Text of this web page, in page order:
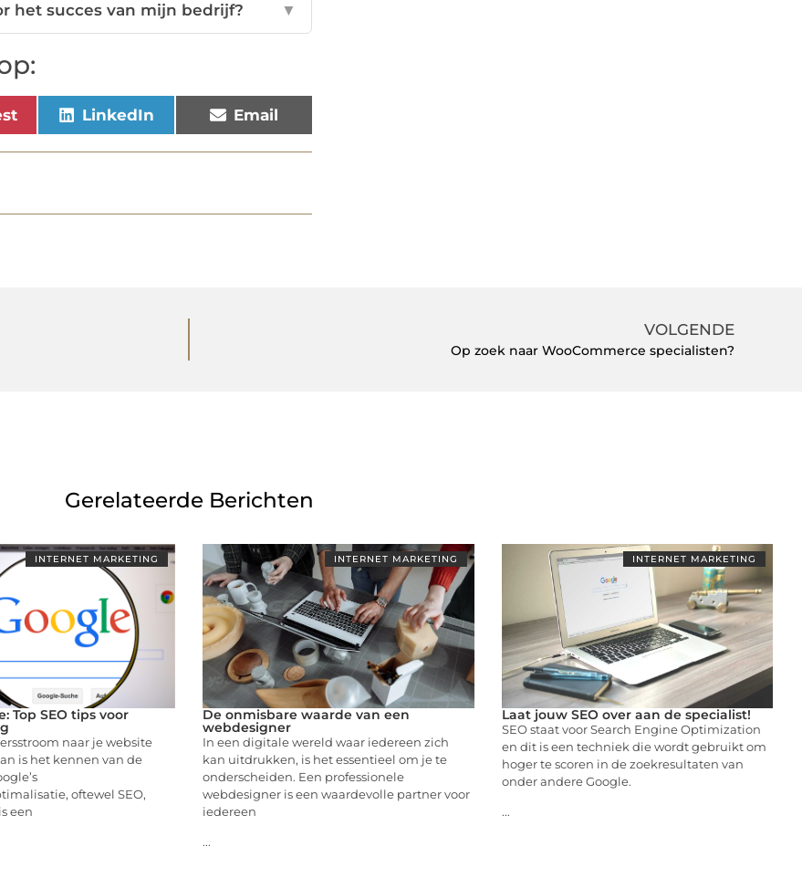
het succes van mijn bedrijf? ▼
LinkedIn Email
VOLGENDE
Op zoek naar WooCommerce specialisten?
Gerelateerde Berichten
INTERNET MARKETING
Top SEO tips voor
naar je website
is het kennen van de
oftewel SEO,
een
INTERNET MARKETING
De onmisbare waarde van een
webdesigner
In een digitale wereld waar iedereen zich
kan uitdrukken, is het essentieel om je te
onderscheiden. Een professionele
webdesigner is een waardevolle partner voor
iedereen
...
INTERNET MARKETING
Laat jouw SEO over aan de specialist!
SEO staat voor Search Engine Optimization
en dit is een techniek die wordt gebruikt om
hoger te scoren in de zoekresultaten van
onder andere Google.
...